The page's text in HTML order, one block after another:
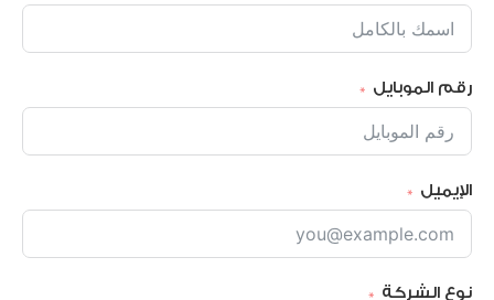
رقم الموبايل
الإيميل
نوع الشركة